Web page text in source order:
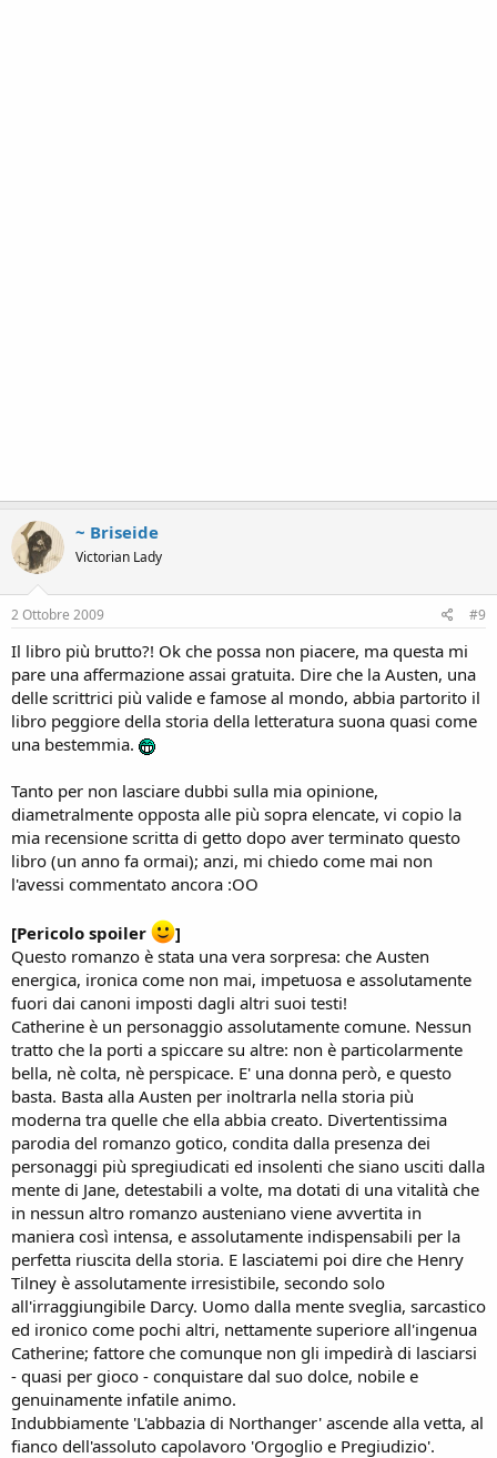
~ Briseide
Victorian Lady
2 Ottobre 2009 #9
Il libro più brutto?! Ok che possa non piacere, ma questa mi
pare una affermazione assai gratuita. Dire che la Austen, una
delle scrittrici più valide e famose al mondo, abbia partorito il
libro peggiore della storia della letteratura suona quasi come
una bestemmia.
Tanto per non lasciare dubbi sulla mia opinione,
diametralmente opposta alle più sopra elencate, vi copio la
mia recensione scritta di getto dopo aver terminato questo
libro (un anno fa ormai); anzi, mi chiedo come mai non
l'avessi commentato ancora :OO
[Pericolo spoiler
]
Questo romanzo è stata una vera sorpresa: che Austen
energica, ironica come non mai, impetuosa e assolutamente
fuori dai canoni imposti dagli altri suoi testi!
Catherine è un personaggio assolutamente comune. Nessun
tratto che la porti a spiccare su altre: non è particolarmente
bella, nè colta, nè perspicace. E' una donna però, e questo
basta. Basta alla Austen per inoltrarla nella storia più
moderna tra quelle che ella abbia creato. Divertentissima
parodia del romanzo gotico, condita dalla presenza dei
personaggi più spregiudicati ed insolenti che siano usciti dalla
mente di Jane, detestabili a volte, ma dotati di una vitalità che
in nessun altro romanzo austeniano viene avvertita in
maniera così intensa, e assolutamente indispensabili per la
perfetta riuscita della storia. E lasciatemi poi dire che Henry
Tilney è assolutamente irresistibile, secondo solo
all'irraggiungibile Darcy. Uomo dalla mente sveglia, sarcastico
ed ironico come pochi altri, nettamente superiore all'ingenua
Catherine; fattore che comunque non gli impedirà di lasciarsi
- quasi per gioco - conquistare dal suo dolce, nobile e
genuinamente infatile animo.
Indubbiamente 'L'abbazia di Northanger' ascende alla vetta, al
fianco dell'assoluto capolavoro 'Orgoglio e Pregiudizio'.